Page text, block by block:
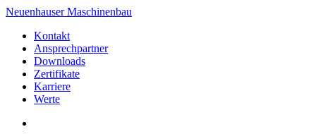
Neuenhauser Maschinenbau
Kontakt
Ansprechpartner
Downloads
Zertifikate
Karriere
Werte